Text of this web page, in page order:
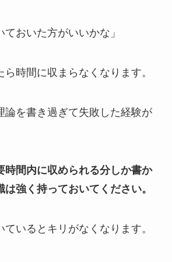
ておいた方がいいかな」
時間に収まらなくなります。
論を書き過ぎて失敗した経験が
時間内に収められる分しか書か
強く持っておいてください。
いるとキリがなくなります。